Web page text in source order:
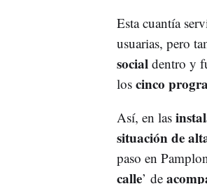
Esta cuantía
usuarias, pero
socialdentro y
los cinco
Así, en las
situación de
paso en
calle’ de